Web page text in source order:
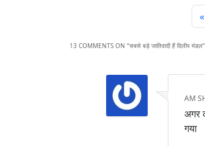
13 COMMENTS ON “सबसे बड़े जातिवादी हैं दिलीप मंडल”
AM
अगर
गया